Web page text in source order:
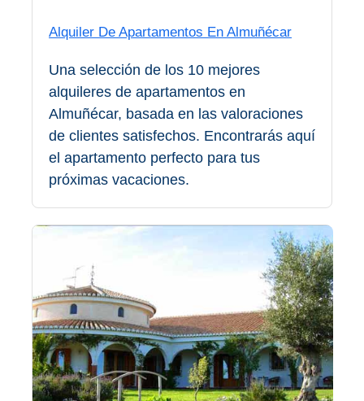
ALOJARSE
Top Hoteles
Apartmentos
Campings
LOS
MEJORES
ALOJAMIENTOS
Alquiler De Apartamentos En Almuñécar
Una selección de los 10 mejores
alquileres de apartamentos en
Almuñécar, basada en las valoraciones
de clientes satisfechos. Encontrarás aquí
el apartamento perfecto para tus
próximas vacaciones.